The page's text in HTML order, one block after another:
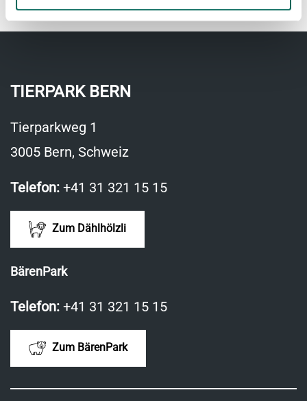
TIERPARK BERN
Tierparkweg 1
3005 Bern, Schweiz
Telefon: +41 31 321 15 15
Zum Dählhölzli
BärenPark
Telefon: +41 31 321 15 15
Zum BärenPark